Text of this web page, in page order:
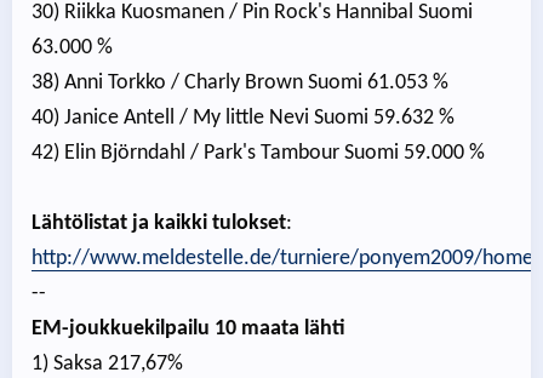
30) Riikka Kuosmanen / Pin Rock's Hannibal Suomi
63.000 %
38) Anni Torkko / Charly Brown Suomi 61.053 %
40) Janice Antell / My little Nevi Suomi 59.632 %
42) Elin Björndahl / Park's Tambour Suomi 59.000 %
Lähtölistat ja kaikki tulokset:
http://www.meldestelle.de/turniere/ponyem2009/
--
EM-joukkuekilpailu 10 maata lähti
1) Saksa 217,67%